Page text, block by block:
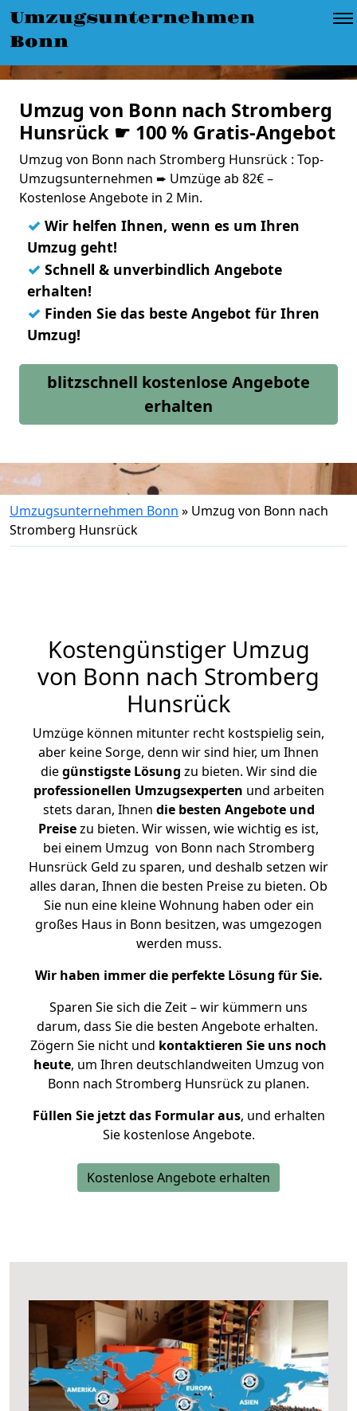
Umzugsunternehmen
Bonn
Umzug von Bonn nach Stromberg
Hunsrück ☛ 100 % Gratis-Angebot
Umzug von Bonn nach Stromberg Hunsrück : Top-
Umzugsunternehmen ➨ Umzüge ab 82€ –
Kostenlose Angebote in 2 Min.
✓ Wir helfen Ihnen, wenn es um Ihren
Umzug geht!
✓ Schnell & unverbindlich Angebote
erhalten!
✓ Finden Sie das beste Angebot für Ihren
Umzug!
blitzschnell kostenlose Angebote
erhalten
Umzugsunternehmen Bonn » Umzug von Bonn nach
Stromberg Hunsrück
Kostengünstiger Umzug
von Bonn nach Stromberg
Hunsrück
Umzüge können mitunter recht kostspielig sein,
aber keine Sorge, denn wir sind hier, um Ihnen
diegünstigste Lösung zu bieten. Wir sind die
professionellen Umzugsexperten und arbeiten
stets daran, Ihnen die besten Angebote und
Preisezu bieten. Wir wissen, wie wichtig es ist,
bei einem Umzug von Bonn nach Stromberg
Hunsrück Geld zu sparen, und deshalb setzen wir
alles daran, Ihnen die besten Preise zu bieten. Ob
Sie nun eine kleine Wohnung haben oder ein
großes Haus in Bonn besitzen, was umgezogen
werden muss.
Wir haben immer die perfekte Lösung für Sie.
Sparen Sie sich die Zeit – wir kümmern uns
darum, dass Sie die besten Angebote erhalten.
Zögern Sie nicht und kontaktieren Sie uns noch
heute, um Ihren deutschlandweiten Umzug von
Bonn nach Stromberg Hunsrück zu planen.
Füllen Sie jetzt das Formular aus, und erhalten
Sie kostenlose Angebote.
Kostenlose Angebote erhalten